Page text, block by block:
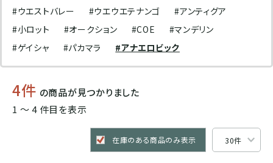
#ウエストバレー
#ウエウエテナンゴ
#アンティグア
#小ロット
#オークション #COE
#マンデリン
#ゲイシャ
#パカマラ #アナエロビック
4件 の商品が見つかりました
1 〜 4 件目を表示
在庫のある商品のみ表示
カトゥアイ
タンザニア
ケニア
ルワンダ
アナエロビック系プロセス
ナショナル・ウィナー